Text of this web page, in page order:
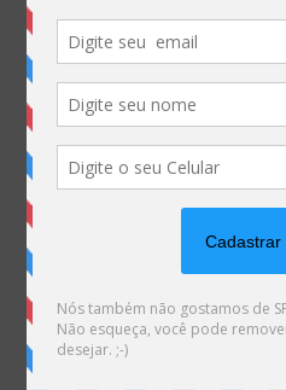
A Guilhotina Regulatória da